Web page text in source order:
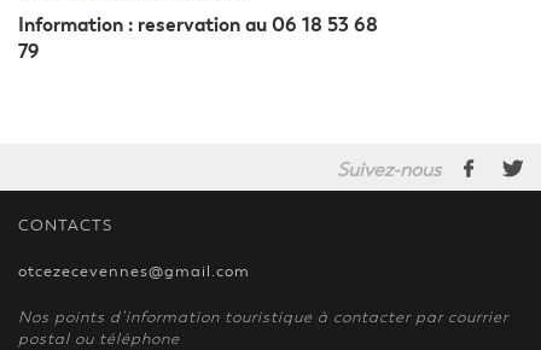
Information : reservation au 06 18 53 68
79
Suivez-nous
CONTACTS
otcezecevennes@gmail.com
Nos points d’information touristique à contacter par courrier
postal ou téléphone